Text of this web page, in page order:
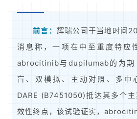
前言： 辉瑞公司于当地时间
消息称，一项在中至重度特应
abrocitinib与dupilumab的为期
盲、双模拟、主动对照、多中
DARE (B7451050)抵达其多个
效性终点，该试验证实，